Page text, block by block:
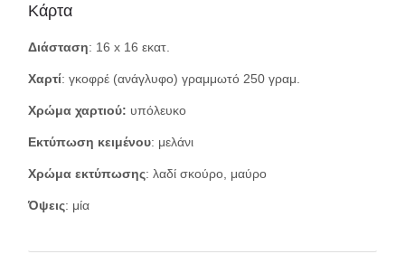
Κάρτα
Διάσταση: 16 x 16 εκατ.
Χαρτί: γκοφρέ (ανάγλυφο) γραμμωτό 250 γραμ.
Χρώμα χαρτιού: υπόλευκο
Εκτύπωση κειμένου: μελάνι
Χρώμα εκτύπωσης: λαδί σκούρο, μαύρο
Όψεις: μία